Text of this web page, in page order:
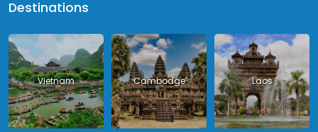
Destinations
Vietnam Cambodge Laos